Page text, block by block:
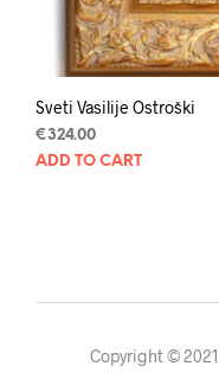
Sveti Vasilije Ostroški
€324.00
ADD TO CART
Copyright ©